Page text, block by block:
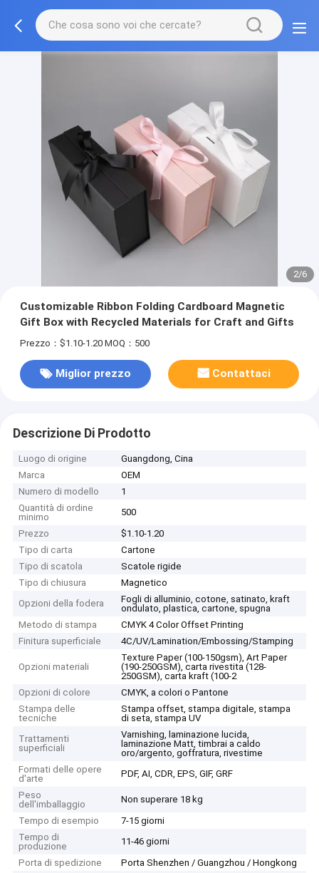
2/6
Customizable Ribbon Folding Cardboard Magnetic
Gift Box with Recycled Materials for Craft and Gifts
Prezzo：$1.10-1.20 MOQ：500
Miglior prezzo Contattaci
Descrizione Di Prodotto
Luogo di origine
Guangdong, Cina
Marca
OEM
Numero di modello
1
Quantità di ordine
minimo
500
Prezzo
$1.10-1.20
Tipo di carta
Cartone
Tipo di scatola
Scatole rigide
Tipo di chiusura
Magnetico
Opzioni della fodera
Fogli di alluminio, cotone, satinato, kraft
ondulato, plastica, cartone, spugna
Metodo di stampa
CMYK 4 Color Offset Printing
Finitura superficiale
4C/UV/Lamination/Embossing/Stamping
Opzioni materiali
Texture Paper (100-150gsm), Art Paper
(190-250GSM), carta rivestita (128-
250GSM), carta kraft (100-2
Opzioni di colore
CMYK, a colori o Pantone
Stampa delle
tecniche
Stampa offset, stampa digitale, stampa
di seta, stampa UV
Trattamenti
superficiali
Varnishing, laminazione lucida,
laminazione Matt, timbrai a caldo
oro/argento, goffratura, rivestime
Formati delle opere
d'arte
PDF, AI, CDR, EPS, GIF, GRF
Peso
dell'imballaggio
Non superare 18 kg
Tempo di esempio
7-15 giorni
Tempo di
produzione
11-46 giorni
Porta di spedizione
Porta Shenzhen / Guangzhou / Hongkong